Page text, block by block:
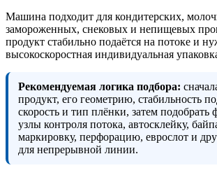
Машина подходит для кондитерских,
замороженных, снековых и непищевых
продукт стабильно подаётся на потоке и
высокоскоростная индивидуальная
Рекомендуемая логика подбора:
продукт, его геометрию, стабильность
скорость и тип плёнки, затем подобрать
узлы контроля потока, автосклейку,
маркировку, перфорацию, еврослот и
для непрерывной линии.